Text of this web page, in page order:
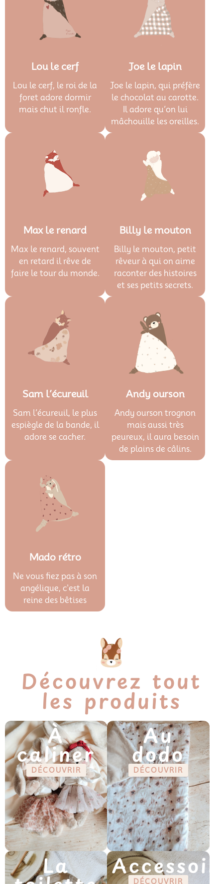
Lou le cerf
Lou le cerf, le roi de la
foret adore dormir
mais chut il ronfle.
Joe le lapin
Joe le lapin, qui préfère
le chocolat au carotte.
Il adore qu’on lui
mâchouille les oreilles.
Max le renard
Max le renard, souvent
en retard il rêve de
faire le tour du monde.
Billy le mouton
Billy le mouton, petit
rêveur à qui on aime
raconter des histoires
et ses petits secrets.
Sam l’écureuil
Sam l’écureuil, le plus
espiègle de la bande, il
adore se cacher.
Andy ourson
Andy ourson trognon
mais aussi très
peureux, il aura besoin
de plains de câlins.
Mado rétro
Ne vous fiez pas à son
angélique, c'est la
reine des bêtises
Découvrez tout
les produits
À
caliner
DÉCOUVRIR
Au
dodo
DÉCOUVRIR
La
DÉCOUVRIR